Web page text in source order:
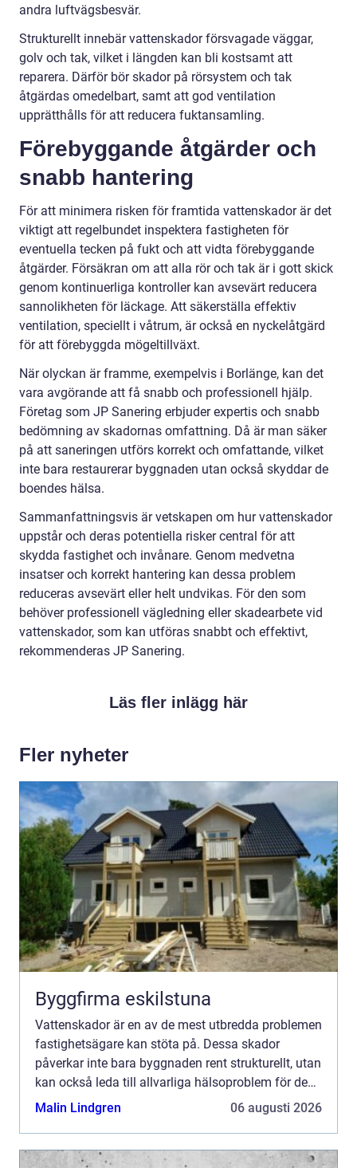
andra luftvägsbesvär.
Strukturellt innebär vattenskador försvagade väggar,
golv och tak, vilket i längden kan bli kostsamt att
reparera. Därför bör skador på rörsystem och tak
åtgärdas omedelbart, samt att god ventilation
upprätthålls för att reducera fuktansamling.
Förebyggande åtgärder och
snabb hantering
För att minimera risken för framtida vattenskador är det
viktigt att regelbundet inspektera fastigheten för
eventuella tecken på fukt och att vidta förebyggande
åtgärder. Försäkran om att alla rör och tak är i gott skick
genom kontinuerliga kontroller kan avsevärt reducera
sannolikheten för läckage. Att säkerställa effektiv
ventilation, speciellt i våtrum, är också en nyckelåtgärd
för att förebyggda mögeltillväxt.
När olyckan är framme, exempelvis i Borlänge, kan det
vara avgörande att få snabb och professionell hjälp.
Företag som JP Sanering erbjuder expertis och snabb
bedömning av skadornas omfattning. Då är man säker
på att saneringen utförs korrekt och omfattande, vilket
inte bara restaurerar byggnaden utan också skyddar de
boendes hälsa.
Sammanfattningsvis är vetskapen om hur vattenskador
uppstår och deras potentiella risker central för att
skydda fastighet och invånare. Genom medvetna
insatser och korrekt hantering kan dessa problem
reduceras avsevärt eller helt undvikas. För den som
behöver professionell vägledning eller skadearbete vid
vattenskador, som kan utföras snabbt och effektivt,
rekommenderas JP Sanering.
Läs fler inlägg här
Fler nyheter
Byggfirma eskilstuna
Vattenskador är en av de mest utbredda problemen
fastighetsägare kan stöta på. Dessa skador
påverkar inte bara byggnaden rent strukturellt, utan
kan också leda till allvarliga hälsoproblem för de
boende. D&a...
Malin Lindgren 06 augusti 2026